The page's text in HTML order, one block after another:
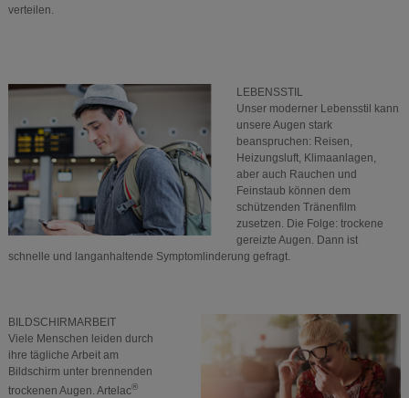
verteilen.
LEBENSSTIL
Unser moderner Lebensstil kann
unsere Augen stark
beanspruchen: Reisen,
Heizungsluft, Klimaanlagen,
aber auch Rauchen und
Feinstaub können dem
schützenden Tränenfilm
zusetzen. Die Folge: trockene
gereizte Augen. Dann ist
schnelle und langanhaltende Symptomlinderung gefragt.
BILDSCHIRMARBEIT
Viele Menschen leiden durch
ihre tägliche Arbeit am
Bildschirm unter brennenden
trockenen Augen. Artelac®